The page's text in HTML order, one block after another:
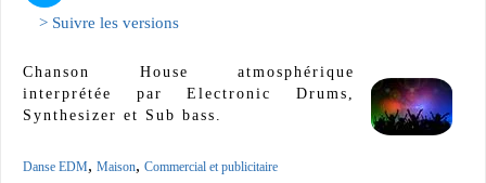
> Suivre les versions
Chanson House atmosphérique
interprétée par Electronic Drums,
Synthesizer et Sub bass.
Danse EDM, Maison, Commercial et publicitaire